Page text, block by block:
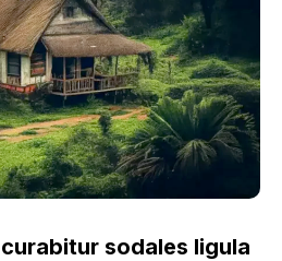
sodales ligula